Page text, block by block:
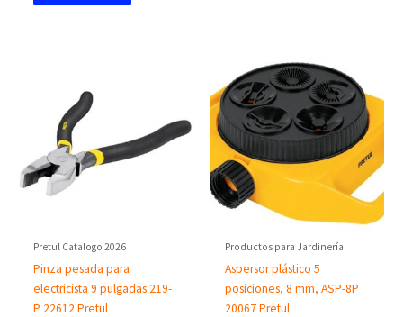
Pretul Catalogo 2026
Pinza pesada para
electricista 9 pulgadas 219-
P 22612 Pretul
Productos para Jardinería
Aspersor plástico 5
posiciones, 8 mm, ASP-8P
20067 Pretul